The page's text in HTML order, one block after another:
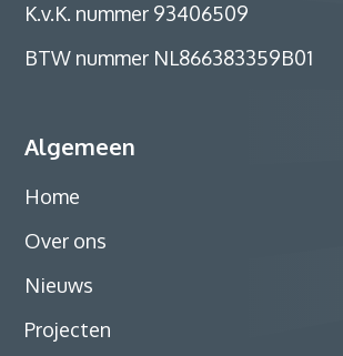
K.v.K. nummer 93406509
BTW nummer NL866383359B01
Algemeen
Home
Over ons
Nieuws
Projecten